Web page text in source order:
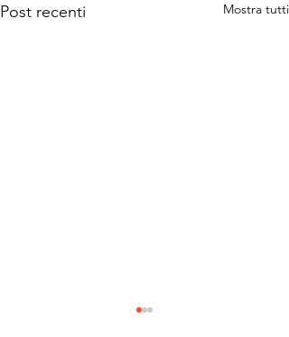
Post recenti Mostra tutti